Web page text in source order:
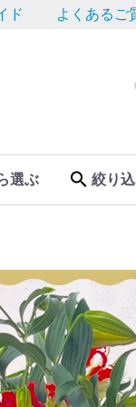
ド よくあるご
選ぶ 絞り